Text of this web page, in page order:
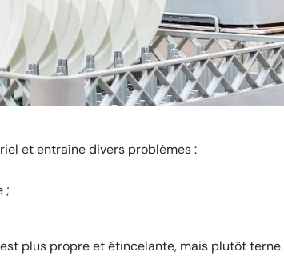
et entraîne divers problèmes :
;
plus propre et étincelante, mais plutôt terne.